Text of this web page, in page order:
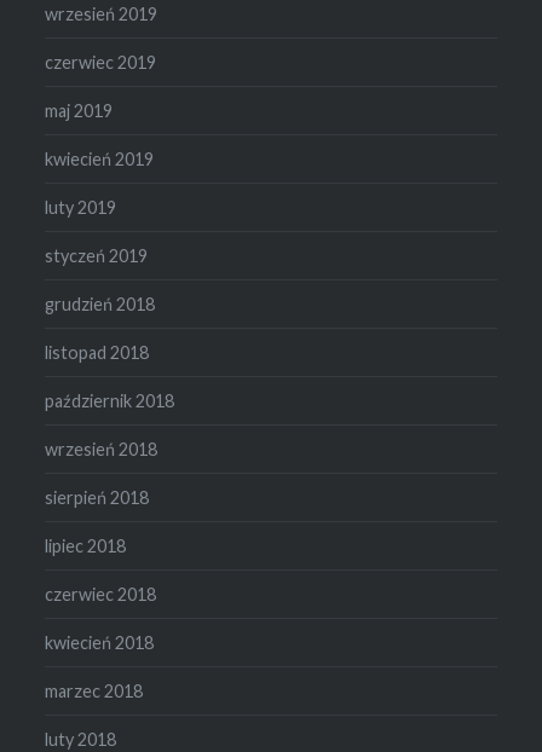
wrzesień 2019
czerwiec 2019
maj 2019
kwiecień 2019
luty 2019
styczeń 2019
grudzień 2018
listopad 2018
październik 2018
wrzesień 2018
sierpień 2018
lipiec 2018
czerwiec 2018
kwiecień 2018
marzec 2018
luty 2018